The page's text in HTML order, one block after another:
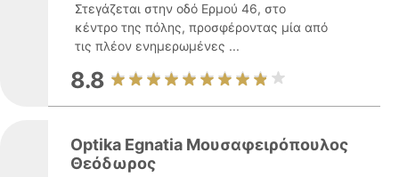
Στεγάζεται στην οδό Ερμού 46, στο
κέντρο της πόλης, προσφέροντας μία από
τις πλέον ενημερωμένες ...
8.8
Optika Egnatia Μουσαφειρόπουλος
Θεόδωρος